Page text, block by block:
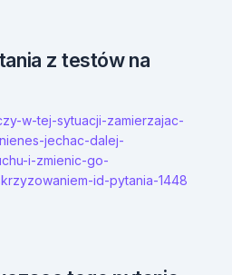
z testów na
w-tej-sytuacji-zamierzajac-
jechac-dalej-
i-zmienic-go-
id-pytania-1448